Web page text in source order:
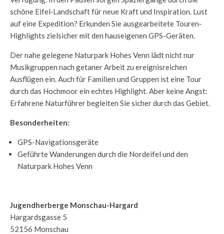
schöne Eifel‐Landschaft für neue Kraft und Inspiration. Lust
auf eine Expedition? Erkunden Sie ausgearbeitete Touren‐
Highlights zielsicher mit den hauseigenen GPS-Geräten.
Der nahe gelegene Naturpark Hohes Venn lädt nicht nur
Musikgruppen nach getaner Arbeit zu ereignisreichen
Ausflügen ein. Auch für Familien und Gruppen ist eine Tour
durch das Hochmoor ein echtes Highlight. Aber keine Angst:
Erfahrene Naturführer begleiten Sie sicher durch das Gebiet.
Besonderheiten:
GPS-Navigationsgeräte
Geführte Wanderungen durch die Nordeifel und den
Naturpark Hohes Venn
Jugendherberge Monschau-Hargard
Hargardsgasse 5
52156 Monschau